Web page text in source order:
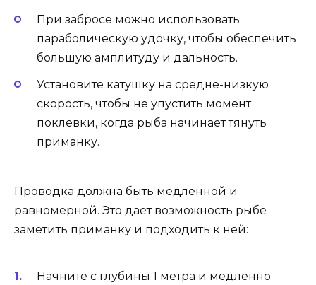
При забросе можно использовать
параболическую удочку, чтобы обеспечить
большую амплитуду и дальность.
Установите катушку на средне-низкую
скорость, чтобы не упустить момент
поклевки, когда рыба начинает тянуть
приманку.
Проводка должна быть медленной и
равномерной. Это дает возможность рыбе
заметить приманку и подходить к ней:
Начните с глубины 1 метра и медленно